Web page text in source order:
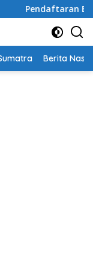
Beasiswa S-
Berita